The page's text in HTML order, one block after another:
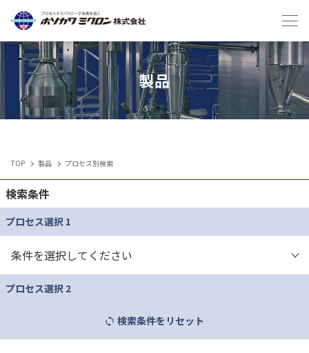
Japanese English
IIoT
製品
メンテナンスサービス・受託
製品
TOP 製品 プロセス別検索
検索条件
プロセス選択 1
プロセス選択 2
検索条件をリセット